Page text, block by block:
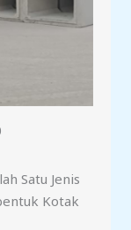
Satu Jenis
Kotak